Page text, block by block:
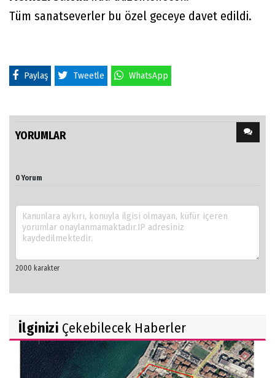
Tüm sanatseverler bu özel geceye davet edildi.
Paylaş Tweetle WhatsApp
YORUMLAR
0 Yorum
İlginizi Çekebilecek Haberler